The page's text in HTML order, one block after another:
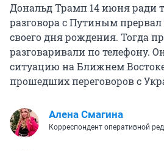
Дональд Трамп 14 июня ради
разговора с Путиным
своего дня рождения. Тогда
разговаривали по телефону.
ситуацию на Ближнем
прошедших переговоров с
Алена Смагина
Корреспондент оперативной